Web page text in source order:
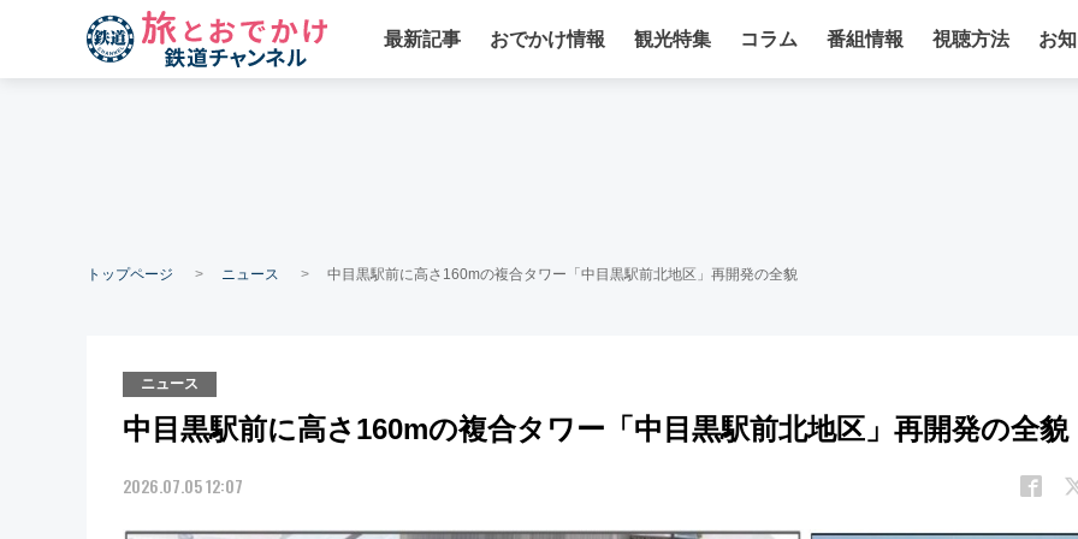
最新記事 おでかけ情報 観光特集 コラム 番組情報 視聴方法 お
トップページ ニュース 中目黒駅前に高さ160mの複合タワー「中目黒駅前北地区」再開発の全貌
ニュース
中目黒駅前に高さ160mの複合タワー「中目黒駅前北地区」再開発の全貌
2026.07.05 12:07